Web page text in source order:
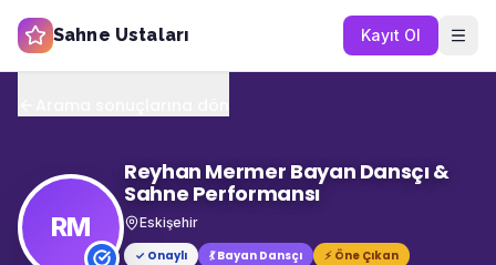
Sahne Ustaları Kayıt Ol
RM
Reyhan Mermer Bayan Dansçı &
Sahne Performansı
Eskişehir
✓ Onaylı
💃 Bayan Dansçı
⚡ Öne Çıkan